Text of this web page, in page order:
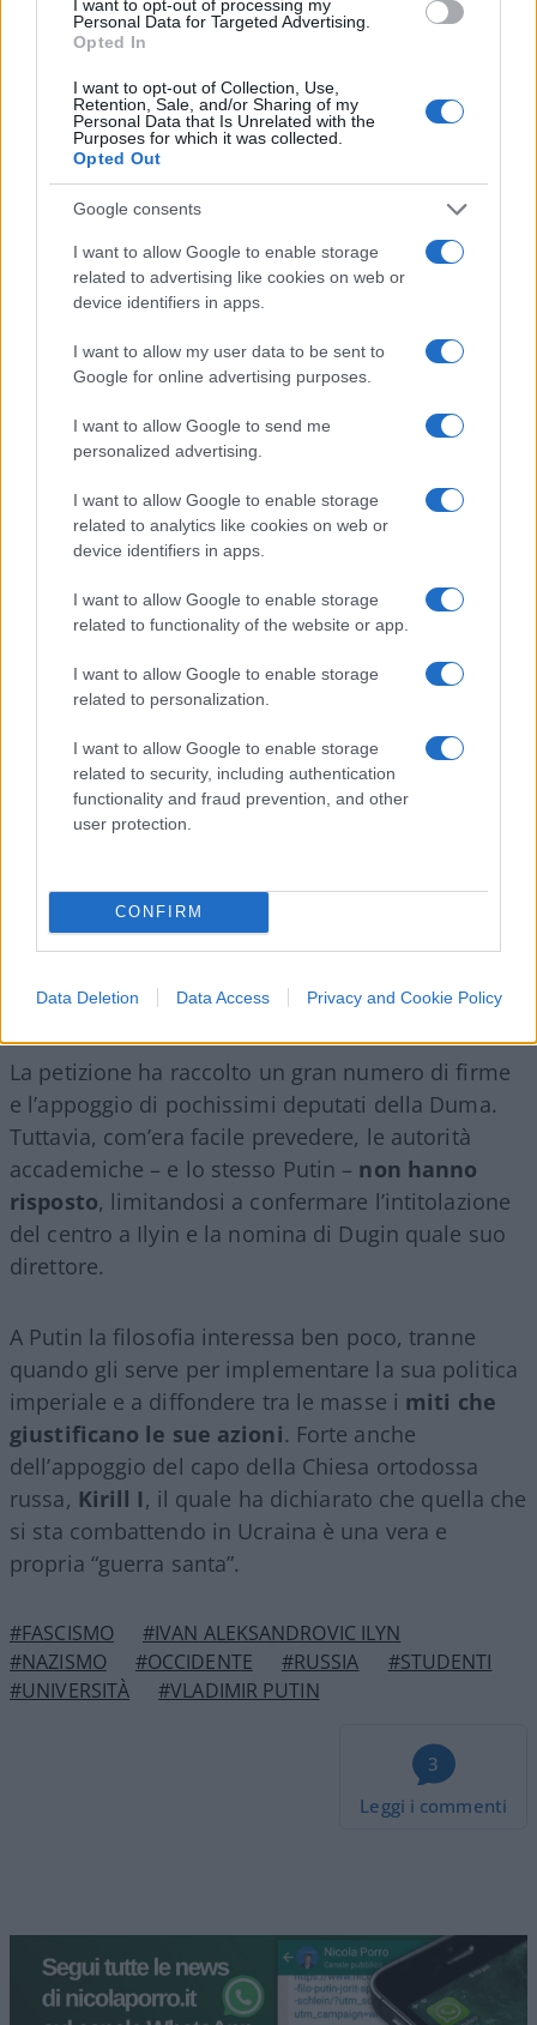
I want to opt-out of processing my
Personal Data for Targeted Advertising.
Opted In
I want to opt-out of Collection, Use,
Retention, Sale, and/or Sharing of my
Personal Data that Is Unrelated with the
Purposes for which it was collected.
Opted Out
Google consents
I want to allow Google to enable storage
related to advertising like cookies on web or
device identifiers in apps.
I want to allow my user data to be sent to
Google for online advertising purposes.
I want to allow Google to send me
personalized advertising.
I want to allow Google to enable storage
related to analytics like cookies on web or
device identifiers in apps.
I want to allow Google to enable storage
related to functionality of the website or app.
I want to allow Google to enable storage
related to personalization.
I want to allow Google to enable storage
related to security, including authentication
functionality and fraud prevention, and other
user protection.
CONFIRM
Data Deletion Data Access Privacy and Cookie Policy
svolge un ruolo la nostalgia per l’Unione Sovietica.
Non intesa, però, quale patria del “socialismo
reale”, bensì come grande potenza militare in
grado diimporre lo spirito e lo stile di vita
alle nazioni confinanti e sottomesse.
Per il nuovo zar, Russia, Bielorussia e Ucraina
formano un blocco unico nel quale lo spirito della
si esprime al meglio, contrastando
i valori borghesi e decadenti dell’Occidente.
Sintonia totale, quindi, con la politica di Putin,
anche se Ilyin simpatizzava con solo con il
fascismo, maanche con il nazismo hitleriano
problema è che uno dei motivi principali (almeno
in teoria) della “operazione militare speciale” è
quello di“denazificare”l’Ucraina, ed è quanto
personaggio come Ilyin.
La protesta degli studenti
Gli studenti dellaRsuh lo hanno notato, scrivendo
nella loro petizione di “essere sinceramente
indignati per la creazione di un centro educativo e
scientifico intitolato al filosofo di estrema destra
connivente con le attività del regime fascista
tedesco, giustificò i crimini di Hitler e scrisse sulla
La petizione ha raccolto un gran numero di firme
e l’appoggio di pochissimi deputati della Duma.
Tuttavia, com’era facile prevedere, le autorità
accademiche – e lo stesso Putin – non hanno
risposto, limitandosi a confermare l’intitolazione
del centro a Ilyin e la nomina di Dugin quale suo
direttore.
A Putin la filosofia interessa ben poco, tranne
quando gli serve per implementare la sua politica
imperiale e a diffondere tra le masse i miti che
giustificano le sue azioni. Forte anche
dell’appoggio del capo della Chiesa ortodossa
russa, Kirill I, il quale ha dichiarato che quella che
si sta combattendo in Ucraina è una vera e
propria “guerra santa”.
#FASCISMO
#IVAN ALEKSANDROVIC ILYN
#NAZISMO
#OCCIDENTE #RUSSIA
#STUDENTI
#UNIVERSITÀ
#VLADIMIR PUTIN
3
Leggi i commenti